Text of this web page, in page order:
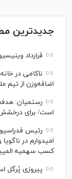
جدیدترین
قرارداد وینیسیوس تا ۲۰۳۲ با
ناکامی در
اضافه‌وزن از تیم
رستمیان:
است/ برای
رئیس
امیدوارم در
کسب سهمیه
پیروزی پُرگل